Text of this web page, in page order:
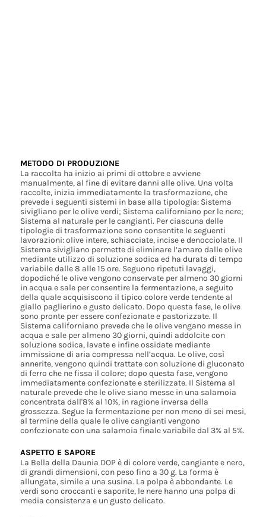
METODO DI PRODUZIONE
La raccolta ha inizio ai primi di ottobre e avviene
manualmente, al fine di evitare danni alle olive. Una volta
raccolte, inizia immediatamente la trasformazione, che
prevede i seguenti sistemi in base alla tipologia: Sistema
sivigliano per le olive verdi; Sistema californiano per le nere;
Sistema al naturale per le cangianti. Per ciascuna delle
tipologie di trasformazione sono consentite le seguenti
lavorazioni: olive intere, schiacciate, incise e denocciolate. Il
Sistema sivigliano permette di eliminare l’amaro dalle olive
mediante utilizzo di soluzione sodica ed ha durata di tempo
variabile dalle 8 alle 15 ore. Seguono ripetuti lavaggi,
dopodiché le olive vengono conservate per almeno 30 giorni
in acqua e sale per consentire la fermentazione, a seguito
della quale acquisiscono il tipico colore verde tendente al
giallo paglierino e gusto delicato. Dopo questa fase, le olive
sono pronte per essere confezionate e pastorizzate. Il
Sistema californiano prevede che le olive vengano messe in
acqua e sale per almeno 30 giorni, quindi addolcite con
soluzione sodica, lavate e infine ossidate mediante
immissione di aria compressa nell’acqua. Le olive, così
annerite, vengono quindi trattate con soluzione di gluconato
di ferro che ne fissa il colore; dopo questa fase, vengono
immediatamente confezionate e sterilizzate. Il Sistema al
naturale prevede che le olive siano messe in una salamoia
concentrata dall'8% al 10%, in ragione inversa della
grossezza. Segue la fermentazione per non meno di sei mesi,
al termine della quale le olive cangianti vengono
confezionate con una salamoia finale variabile dal 3% al 5%.
ASPETTO E SAPORE
La Bella della Daunia DOP è di colore verde, cangiante e nero,
di grandi dimensioni, con peso fino a 30 g. La forma è
allungata, simile a una susina. La polpa è abbondante. Le
verdi sono croccanti e saporite, le nere hanno una polpa di
media consistenza e un gusto delicato.